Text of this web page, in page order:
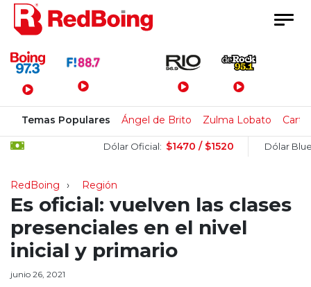
Menú Principal
Temas Populares Ángel de Brito Zulma Lobato
Dólar Oficial: $1470 / $1520 Dólar Blue:
RedBoing Región
Es oficial: vuelven las clases
presenciales en el nivel
inicial y primario
junio 26, 2021